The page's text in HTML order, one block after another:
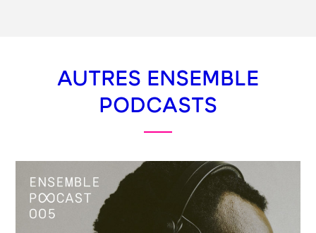
AUTRES ENSEMBLE
PODCASTS